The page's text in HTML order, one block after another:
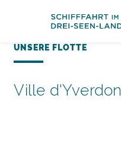
UNSERE FLOTTE
Ville d'Yverdon